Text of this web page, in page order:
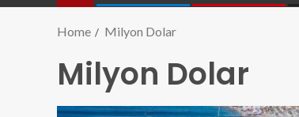
Home Milyon Dolar
Milyon Dolar